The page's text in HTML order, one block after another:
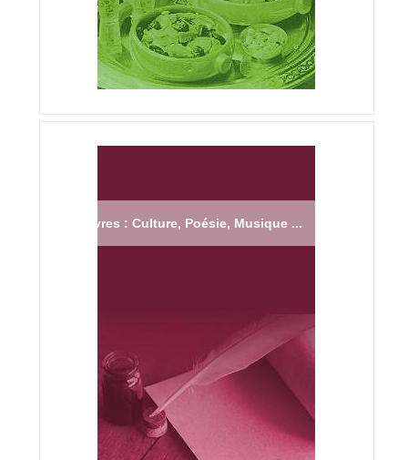
Livres : Culture, Poésie, Musique ...